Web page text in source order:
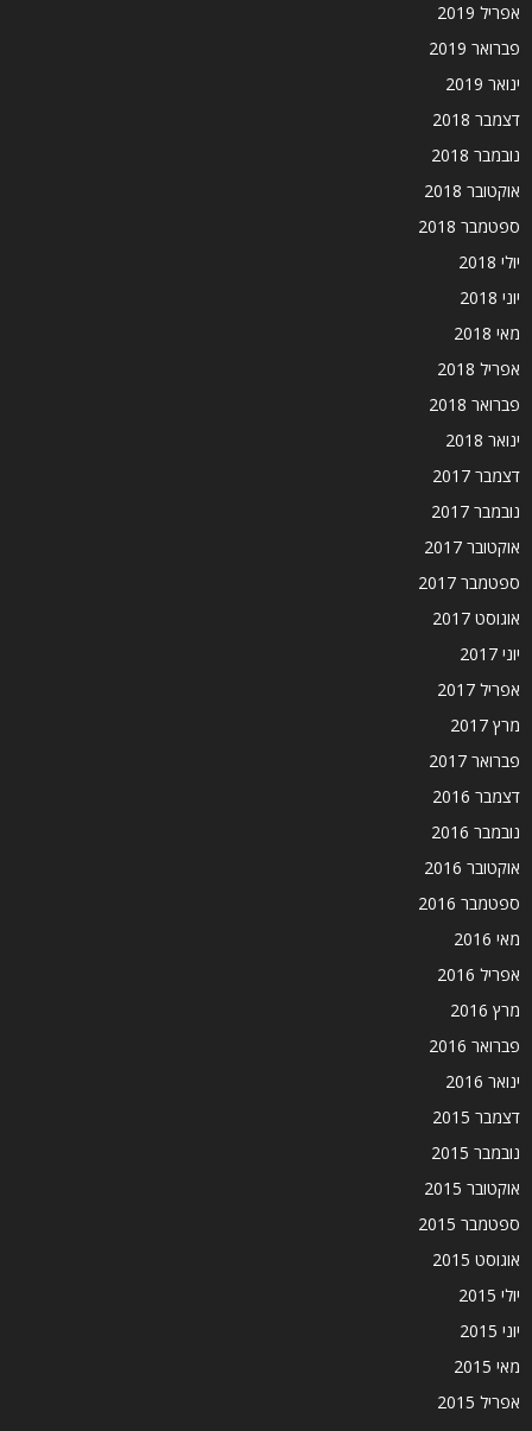
אפריל 2019
פברואר 2019
ינואר 2019
דצמבר 2018
נובמבר 2018
אוקטובר 2018
ספטמבר 2018
יולי 2018
יוני 2018
מאי 2018
אפריל 2018
פברואר 2018
ינואר 2018
דצמבר 2017
נובמבר 2017
אוקטובר 2017
ספטמבר 2017
אוגוסט 2017
יוני 2017
אפריל 2017
מרץ 2017
פברואר 2017
דצמבר 2016
נובמבר 2016
אוקטובר 2016
ספטמבר 2016
מאי 2016
אפריל 2016
מרץ 2016
פברואר 2016
ינואר 2016
דצמבר 2015
נובמבר 2015
אוקטובר 2015
ספטמבר 2015
אוגוסט 2015
יולי 2015
יוני 2015
מאי 2015
אפריל 2015